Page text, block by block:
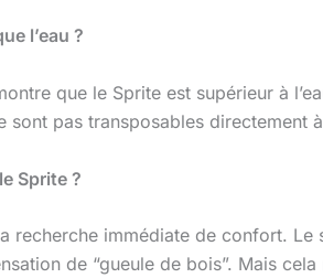
l’eau ?
que le Sprite est supérieur à
pas transposables
Sprite ?
recherche immédiate de confort.
de “gueule de bois”. Mais